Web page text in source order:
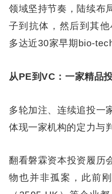
领域坚持节奏，陆续布
子到抗体，然后到其
多达近30家早期bio-
从PE到VC：一家精品
多轮加注、连续追投一
体现一家机构的定力与
翻看磐霖资本投资履历
物也并非孤案，此前